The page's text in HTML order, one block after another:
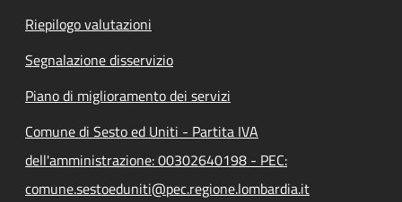
Riepilogo valutazioni
Segnalazione disservizio
Piano di miglioramento dei servizi
Comune di Sesto ed Uniti - Partita IVA
dell'amministrazione: 00302640198 - PEC:
comune.sestoeduniti@pec.regione.lombardia.it